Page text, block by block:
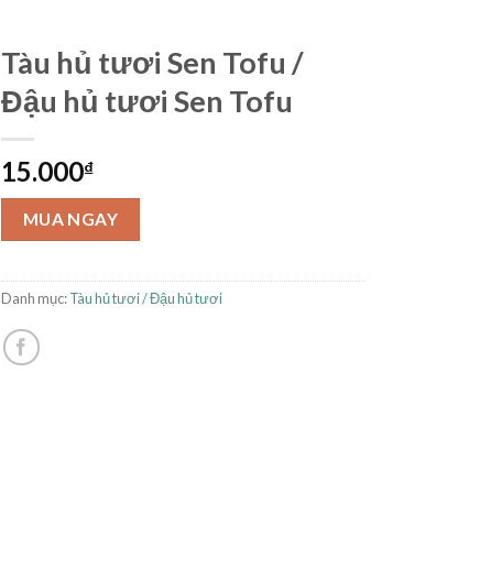
Tàu hủ tươi Sen Tofu /
Đậu hủ tươi Sen Tofu
15.000₫
MUA NGAY
Danh mục:Tàu hủ tươi / Đậu hủ tươi